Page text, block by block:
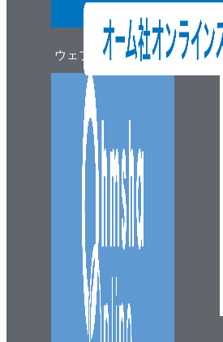
ウェブマガジン